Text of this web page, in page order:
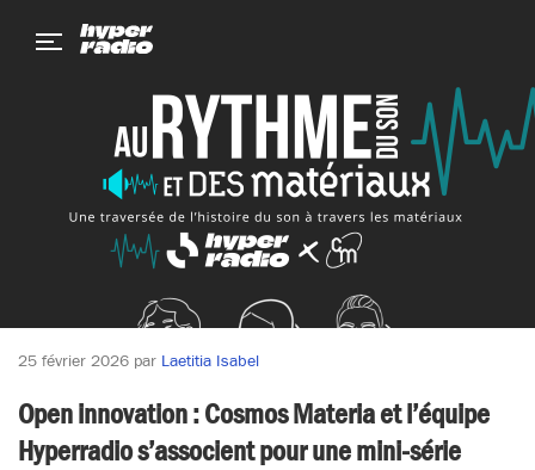
25 février 2026 par Laetitia Isabel
Open innovation : Cosmos Materia et l’équipe
Hyperradio s’associent pour une mini-série